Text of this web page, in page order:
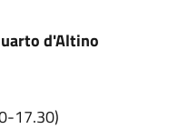
d'Altino
17.30)